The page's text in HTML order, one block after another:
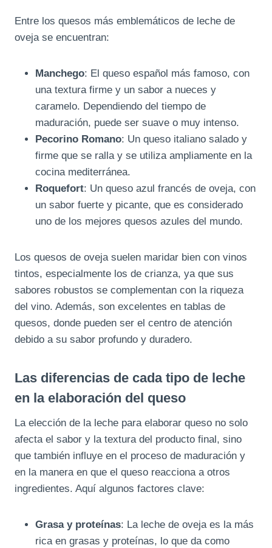
Entre los quesos más emblemáticos de leche de
oveja se encuentran:
Manchego: El queso español más famoso, con
una textura firme y un sabor a nueces y
caramelo. Dependiendo del tiempo de
maduración, puede ser suave o muy intenso.
Pecorino Romano: Un queso italiano salado y
firme que se ralla y se utiliza ampliamente en la
cocina mediterránea.
Roquefort: Un queso azul francés de oveja, con
un sabor fuerte y picante, que es considerado
uno de los mejores quesos azules del mundo.
Los quesos de oveja suelen maridar bien con vinos
tintos, especialmente los de crianza, ya que sus
sabores robustos se complementan con la riqueza
del vino. Además, son excelentes en tablas de
quesos, donde pueden ser el centro de atención
debido a su sabor profundo y duradero.
Las diferencias de cada tipo de leche
en la elaboración del queso
La elección de la leche para elaborar queso no solo
afecta el sabor y la textura del producto final, sino
que también influye en el proceso de maduración y
en la manera en que el queso reacciona a otros
ingredientes. Aquí algunos factores clave:
Grasa y proteínas: La leche de oveja es la más
rica en grasas y proteínas, lo que da como